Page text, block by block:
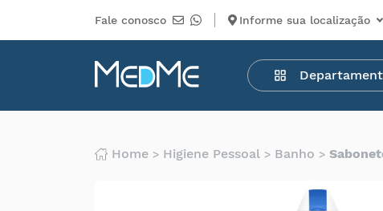
Fale conosco Informe sua localização
Departamentos
Medicamentos
Higiene
Home Higiene Pessoal Banho